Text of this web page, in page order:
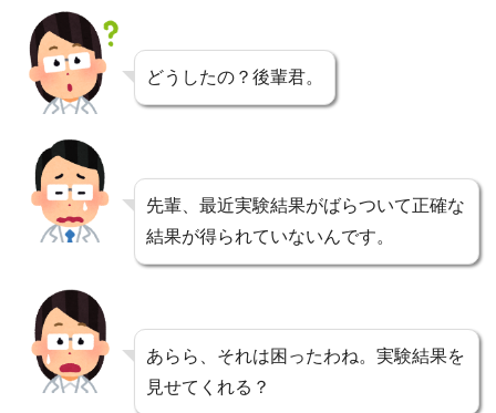
どうしたの？後輩君。
先輩、最近実験結果がばらついて正確な
結果が得られていないんです。
あらら、それは困ったわね。実験結果を
見せてくれる？